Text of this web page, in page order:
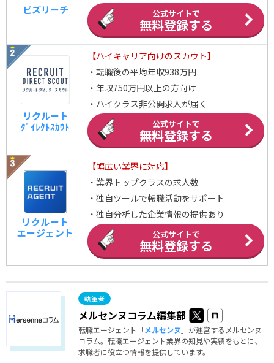
ビズリーチ 公式サイトで
無料登録する
リクルート
ﾀﾞｲﾚｸﾄｽｶｳﾄ
【ハイキャリア向けのスカウト】
・転職後の平均年収938万円
・年収750万円以上の方向け
・ハイクラス非公開求人が届く
公式サイトで
無料登録する
リクルート
エージェント
【幅広い業界に対応】
・業界トップクラスの求人数
・独自ツールで転職活動をサポート
・独自分析した企業情報の提供あり
公式サイトで
無料登録する
メルセンヌコラム編集部
転職エージェント「メルセンヌ 」が運営するメルセンヌ
コラム。転職エージェント業界の知見や実績をもとに、
求職者に役立つ情報を提供しています。